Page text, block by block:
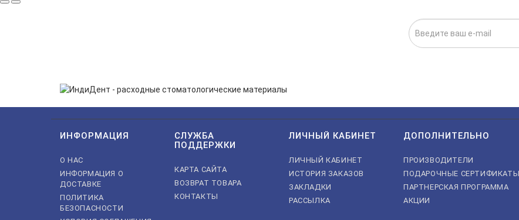
ИНФОРМАЦИЯ
О НАС
ИНФОРМАЦИЯ О
ДОСТАВКЕ
ПОЛИТИКА
БЕЗОПАСНОСТИ
СЛУЖБА
ПОДДЕРЖКИ
КАРТА САЙТА
ВОЗВРАТ ТОВАРА
КОНТАКТЫ
ЛИЧНЫЙ КАБИНЕТ
ЛИЧНЫЙ КАБИНЕТ
ИСТОРИЯ ЗАКАЗОВ
ЗАКЛАДКИ
РАССЫЛКА
ДОПОЛНИТЕЛЬНО
ПРОИЗВОДИТЕЛИ
ПОДАРОЧНЫЕ СЕРТИФИКАТЫ
ПАРТНЕРСКАЯ ПРОГРАММА
АКЦИИ